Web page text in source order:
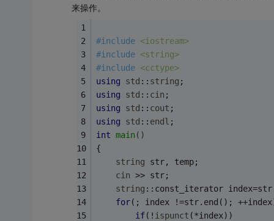
来操作。
#include <iostream>
#include <string>
#include <cctype>
using
std :: string ;
using
std :: cin ;
using
std :: cout ;
using
std :: endl ;
int main()
{
string str, temp;
cin >> str;
string ::const_iterator
for(; index !=str.end();
if(! ispunct (*index))